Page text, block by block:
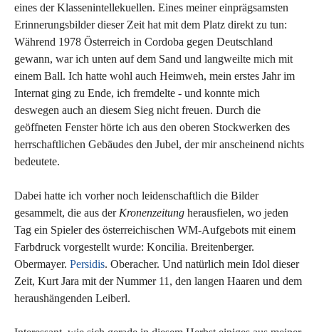
eines der Klassenintellekuellen. Eines meiner einprägsamsten
Erinnerungsbilder dieser Zeit hat mit dem Platz direkt zu tun:
Während 1978 Österreich in Cordoba gegen Deutschland
gewann, war ich unten auf dem Sand und langweilte mich mit
einem Ball. Ich hatte wohl auch Heimweh, mein erstes Jahr im
Internat ging zu Ende, ich fremdelte - und konnte mich
deswegen auch an diesem Sieg nicht freuen. Durch die
geöffneten Fenster hörte ich aus den oberen Stockwerken des
herrschaftlichen Gebäudes den Jubel, der mir anscheinend nichts
bedeutete.
Dabei hatte ich vorher noch leidenschaftlich die Bilder
gesammelt, die aus der Kronenzeitung herausfielen, wo jeden
Tag ein Spieler des österreichischen WM-Aufgebots mit einem
Farbdruck vorgestellt wurde: Koncilia. Breitenberger.
Obermayer. Persidis. Oberacher. Und natürlich mein Idol dieser
Zeit, Kurt Jara mit der Nummer 11, den langen Haaren und dem
heraushängenden Leiberl.